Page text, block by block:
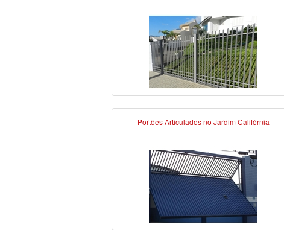
Portões Articulados no Jardim Califórnia